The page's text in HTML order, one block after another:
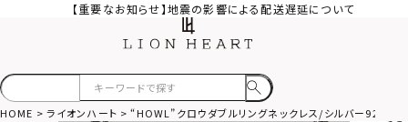
【重要なお知らせ】地震の影響による配送遅延について
HOME ライオンハート “HOWL”クロウダブルリングネックレス/シルバー925